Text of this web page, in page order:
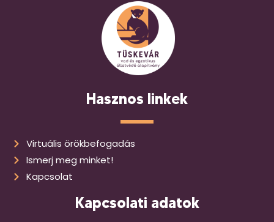
Hasznos linkek
Virtuális örökbefogadás
Ismerj meg minket!
Kapcsolat
Kapcsolati adatok